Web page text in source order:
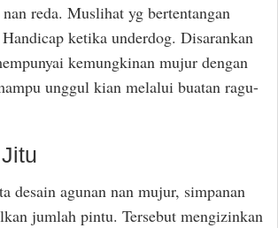
reda. Muslihat yg bertentangan
ketika underdog. Disarankan
kemungkinan mujur dengan
unggul kian melalui buatan ragu-
desain agunan nan mujur, simpanan
jumlah pintu. Tersebut mengizinkan